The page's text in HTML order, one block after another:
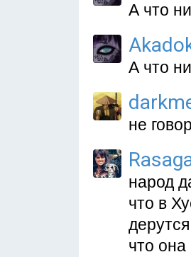
А что
А что
не
народ
что в
что